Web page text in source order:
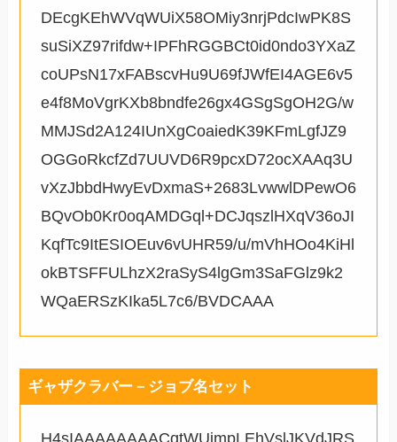
DEcgKEhWVqWUiX58OMiy3nrjPdcIwPK8S
suSiXZ97rifdw+IPFhRGGBCt0id0ndo3YXaZ
coUPsN17xFABscvHu9U69fJWfEI4AGE6v5
e4f8MoVgrKXb8bndfe26gx4GSgSgOH2G/w
MMJSd2A124IUnXgCoaiedK39KFmLgfJZ9
OGGoRkcfZd7UUVD6R9pcxD72ocXAAq3U
vXzJbbdHwyEvDxmaS+2683LvwwlDPewO6
BQvOb0Kr0oqAMDGql+DCJqszlHXqV36oJI
KqfTc9ItESIOEuv6vUHR59/u/mVhHOo4KiHl
okBTSFFULhzX2raSyS4lgGm3SaFGlz9k2
WQaERSzKIka5L7c6/BVDCAAA
ギャザクラバー－ジョブ名セット